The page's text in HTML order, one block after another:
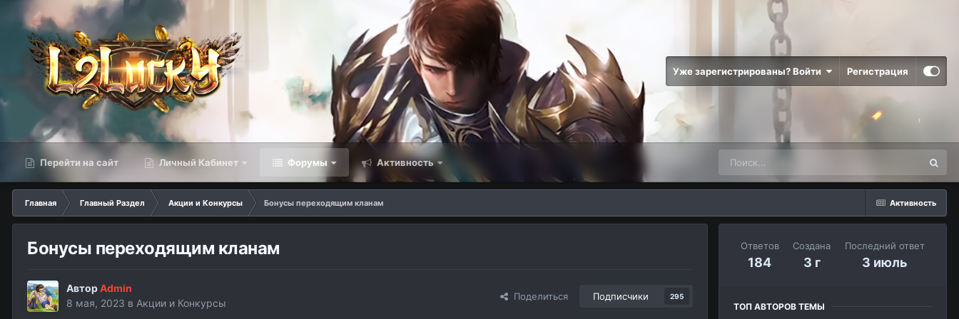
Уже зарегистрированы? Войти Регистрация
Перейти на сайт Личный Кабинет Форумы Активность
Активность
Главная Главный Раздел Акции и Конкурсы Бонусы переходящим кланам
Бонусы переходящим кланам
АвторAdmin
8 мая, 2023 в Акции и Конкурсы
Поделиться Подписчики 295
Ответов
184
Создана
3 г
Последний ответ
3 июль
ТОП АВТОРОВ ТЕМЫ